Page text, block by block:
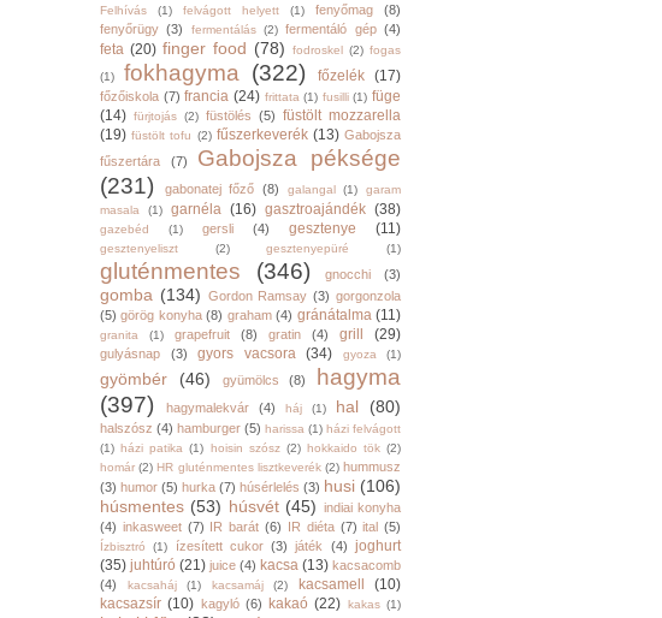
Felhívás
(1) felvágott helyett (1) fenyőmag
(8)
fenyőrügy (3) fermentálás (2) fermentáló gép (4)
feta (20) finger food (78) fodroskel (2) fogas
(1)
fokhagyma (322) főzelék (17)
főzőiskola (7) francia (24) frittata (1) fusilli (1) füge
(14) fürjtojás (2) füstölés (5) füstölt mozzarella
(19) füstölt tofu (2) fűszerkeverék (13) Gabojsza
fűszertára
(7)
Gabojsza péksége
(231)
gabonatej főző (8) galangal (1)
garam
masala
(1) garnéla (16) gasztroajándék (38)
gazebéd (1) gersli (4) gesztenye (11)
gesztenyeliszt (2) gesztenyepüré (1)
gluténmentes (346) gnocchi (3)
gomba (134) Gordon Ramsay (3) gorgonzola
(5) görög konyha (8) graham (4) gránátalma (11)
granita (1) grapefruit (8) gratin (4) grill (29)
gulyásnap (3) gyors vacsora (34) gyoza (1)
gyömbér (46) gyümölcs (8)
hagyma
(397)
hagymalekvár (4) háj (1) hal (80)
halszósz (4) hamburger (5) harissa (1) házi felvágott
(1) házi patika (1) hoisin szósz (2) hokkaido tök (2)
homár (2) HR gluténmentes lisztkeverék (2) hummusz
(3) humor (5) hurka (7) húsérlelés (3) husi (106)
húsmentes (53) húsvét (45) indiai konyha
(4) inkasweet (7) IR barát (6) IR diéta (7) ital (5)
Ízbisztró (1) ízesített cukor (3) játék (4) joghurt
(35) juhtúró (21) juice (4) kacsa (13) kacsacomb
(4)
kacsaháj (1) kacsamáj (2) kacsamell
(10)
kacsazsír (10) kagyló (6) kakaó (22) kakas (1)